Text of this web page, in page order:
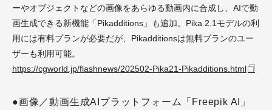
ーやオブジェクトなどの画像をあらゆる動画内に合成し、AIで動
画生成できる新機能「Pikadditions」も追加。Pika 2.1モデルの利
用には有料プランが必要だが、Pikadditionsは無料プランのユー
ザーも利用可能。
https://cgworld.jp/flashnews/202502-Pika21-Pikadditions.html
●画像／動画生成AIプラットフォーム「Freepik AI」